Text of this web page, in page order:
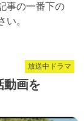
事の一番下の
い。
放送中ドラマ
動画を